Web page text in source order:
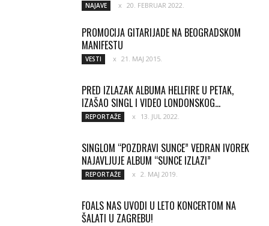
NAJAVE 20. FEBRUAR 2022.
PROMOCIJA GITARIJADE NA BEOGRADSKOM
MANIFESTU
VESTI 21. MAJ 2015.
PRED IZLAZAK ALBUMA HELLFIRE U PETAK,
IZAŠAO SINGL I VIDEO LONDONSKOG...
REPORTAŽE 13. JUL 2022.
SINGLOM “POZDRAVI SUNCE” VEDRAN IVOREK
NAJAVLJUJE ALBUM “SUNCE IZLAZI”
REPORTAŽE 2. MAJ 2019.
FOALS NAS UVODI U LETO KONCERTOM NA
ŠALATI U ZAGREBU!